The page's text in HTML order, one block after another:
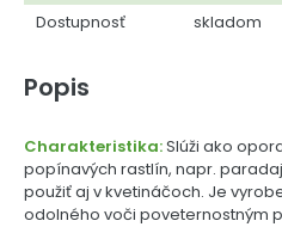
Dostupnosť
skladom
Popis
Charakteristika:Slúži ako
popínavých rastlín, napr.
použiť aj v kvetináčoch. Je
odolného voči poveternostným